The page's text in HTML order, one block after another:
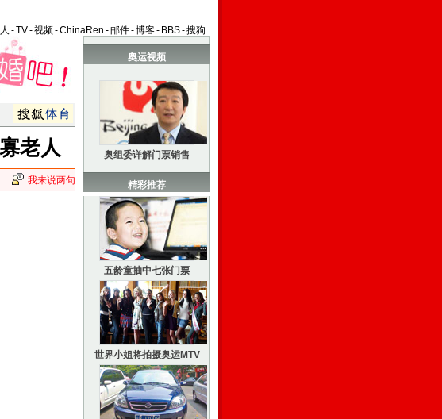
-TV-视频-ChinaRen -邮件-博客- BBS-搜狗
老人
我来说两句
奥运视频
奥组委详解门票销售
精彩推荐
五龄童抽中七张门票
世界小姐将拍摄奥运MTV